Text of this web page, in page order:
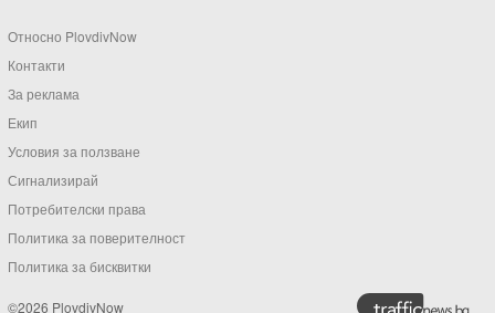
Относно PlovdivNow
Контакти
За реклама
Екип
Условия за ползване
Сигнализирай
Потребителски права
Политика за поверителност
Политика за бисквитки
©2026 PlovdivNow